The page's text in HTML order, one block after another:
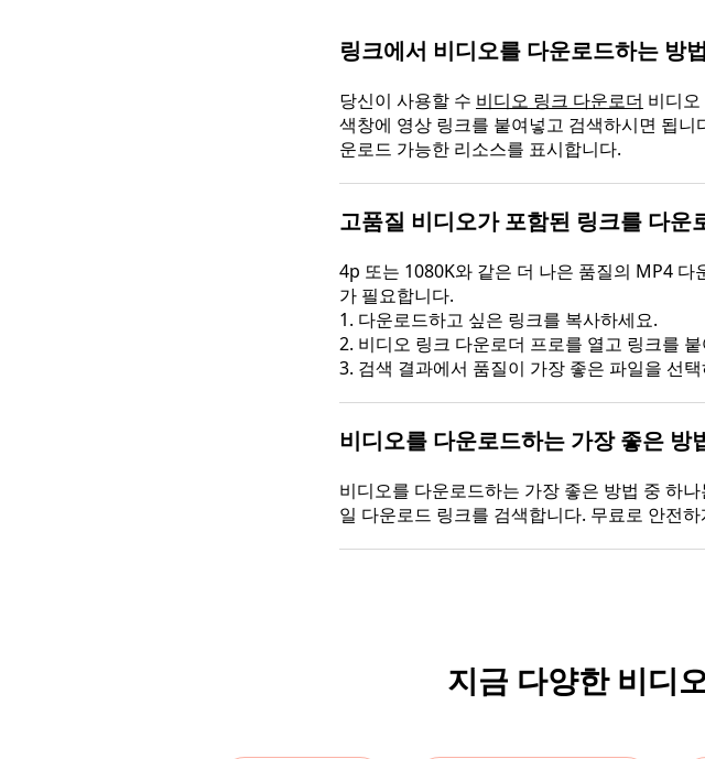
링크에서 비디오를 다운로드하는 방
당신이 사용할 수 비디오 링크 다운로더 비디
색창에 영상 링크를 붙여넣고 검색하시면 됩
운로드 가능한 리소스를 표시합니다.
고품질 비디오가 포함된 링크를 다운
4p 또는 1080K와 같은 더 나은 품질의 MP4
가 필요합니다.
1. 다운로드하고 싶은 링크를 복사하세요.
2. 비디오 링크 다운로더 프로를 열고 링크를
3. 검색 결과에서 품질이 가장 좋은 파일을 선
비디오를 다운로드하는 가장 좋은 방
비디오를 다운로드하는 가장 좋은 방법 중 하
일 다운로드 링크를 검색합니다. 무료로 안전
지금 다양한 비디